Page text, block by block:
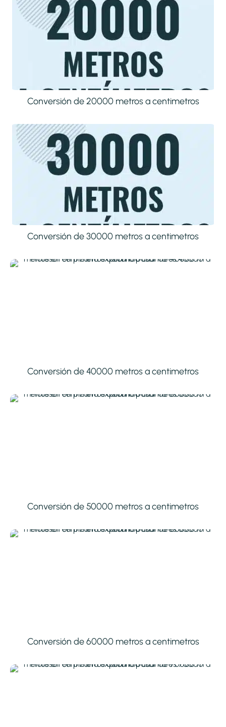
Conversión de 20000 metros a centimetros
Conversión de 30000 metros a centimetros
Conversión de 40000 metros a centimetros
Conversión de 50000 metros a centimetros
Conversión de 60000 metros a centimetros